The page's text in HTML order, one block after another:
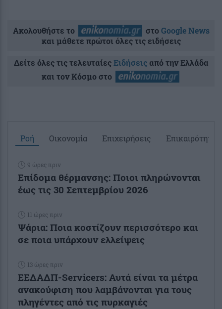
Ακολουθήστε το στοGoogle News
και μάθετε πρώτοι όλες τις ειδήσεις
Δείτε όλες τις τελευταίεςΕιδήσειςαπό την Ελλάδα
και τον Κόσμο στο
Ροή Οικονομία Επιχειρήσεις Επικαιρότητα
9 ώρες πριν
Επίδομα θέρμανσης: Ποιοι πληρώνονται
έως τις 30 Σεπτεμβρίου 2026
11 ώρες πριν
Ψάρια: Ποια κοστίζουν περισσότερο και
σε ποια υπάρχουν ελλείψεις
13 ώρες πριν
ΕΕΔΑΔΠ-Servicers: Αυτά είναι τα μέτρα
ανακούφιση που λαμβάνονται για τους
πληγέντες από τις πυρκαγιές